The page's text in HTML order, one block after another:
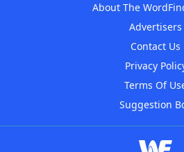
About The
Advertisers
Contact Us
Privacy
Terms Of
Suggestion